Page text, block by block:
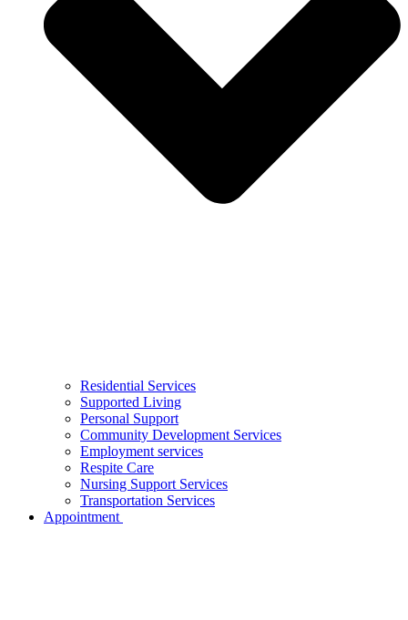
Residential Services
Supported Living
Personal Support
Community Development Services
Employment services
Respite Care
Nursing Support Services
Transportation Services
Appointment